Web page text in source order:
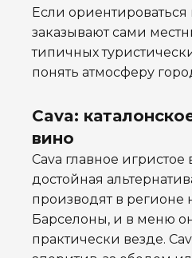
Если ориентироваться
заказывают сами
типичных
понять атмосферу
Cava:
вино
Cava главное
достойная
производят в регионе
Барселоны, и в меню
практически везде.